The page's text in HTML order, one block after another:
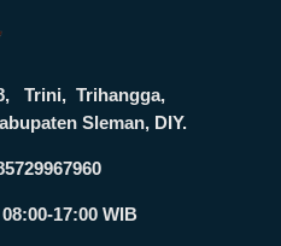
Trini, Trihangga,
Sleman, DIY.
17:00 WIB